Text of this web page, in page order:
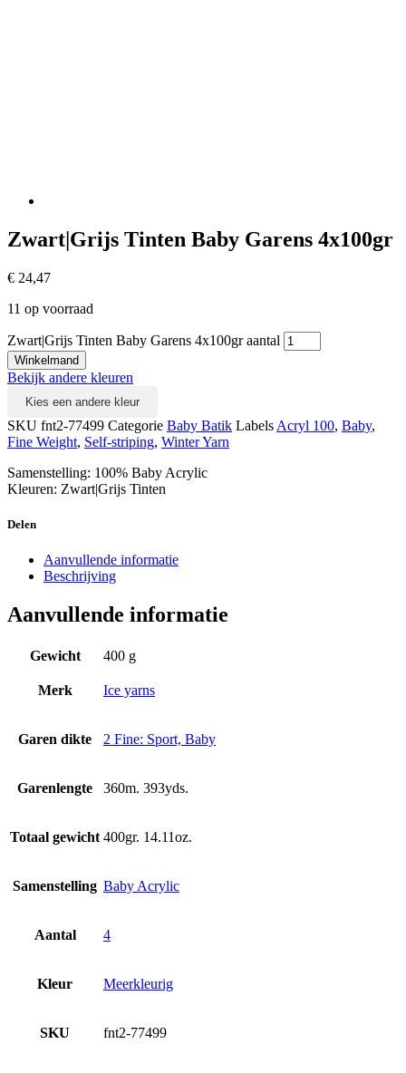
Zwart|Grijs Tinten Baby Garens 4x100gr
€ 24,47
11 op voorraad
Zwart|Grijs Tinten Baby Garens 4x100gr aantal
Winkelmand
Bekijk andere kleuren
Kies een andere kleur
SKU fnt2-77499 Categorie Baby Batik Labels Acryl 100, Baby,
Fine Weight, Self-striping, Winter Yarn
Samenstelling: 100% Baby Acrylic
Kleuren: Zwart|Grijs Tinten
Delen
Aanvullende informatie
Beschrijving
Aanvullende informatie
Gewicht 400 g
Merk Ice yarns
Garen dikte 2 Fine: Sport, Baby
Garenlengte 360m. 393yds.
Totaal gewicht 400gr. 14.11oz.
Samenstelling Baby Acrylic
Aantal 4
Kleur Meerkleurig
SKU fnt2-77499